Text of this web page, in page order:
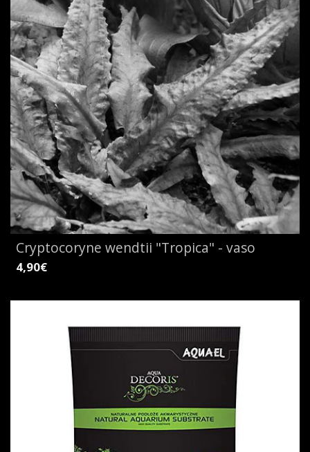
Cryptocoryne wendtii "Tropica" - vaso
4,90€